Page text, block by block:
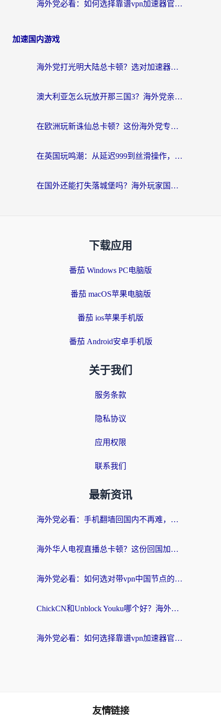
海外党必看：如何选择靠谱vpn加速器官网？轻松解决国内APP地区限制
加速国内游戏
海外党打光明大陆总卡顿？选对加速器才是关键！（附亲测好用的推荐）
澳大利亚怎么玩放开那三国3？海外党亲测有效的国服游戏加速指南
在欧洲玩新诛仙总卡顿？这份海外党专属加速器指南帮你解决延迟难题
在英国玩鸣潮：从延迟999到丝滑操作，我是怎么做到的？
在国外还能打失落城堡吗？海外玩家国服游戏加速终极指南（附北美玩online加速器下载技巧）
下载应用
番茄 Windows PC电脑版
番茄 macOS苹果电脑版
番茄 ios苹果手机版
番茄 Android安卓手机版
关于我们
服务条款
隐私协议
应用权限
联系我们
最新资讯
海外党必看：手机翻墙回国内不再难，一篇搞定无缝访问国内资源指南
海外华人电视直播总卡顿？这份回国加速器选择指南帮你无缝看国内资源
海外党必看：如何选对带vpn中国节点的加速器？无缝访问国内资源全攻略
ChickCN和Unblock Youku哪个好？海外党亲测4款热门回国加速器，附避坑指南
海外党必看：如何选择靠谱vpn加速器官网？轻松解决国内APP地区限制
友情链接